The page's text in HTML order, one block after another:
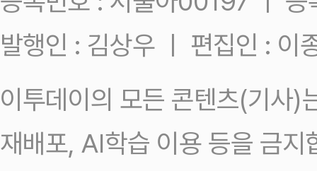
발행인 : 김상우 ㅣ 편집인 : 이
이투데이의 모든 콘텐츠(기사)
재배포, AI학습 이용 등을 금지